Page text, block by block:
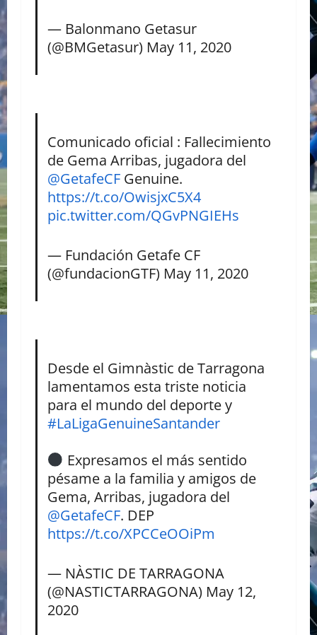
— Balonmano Getasur
(@BMGetasur) May 11, 2020
Comunicado oficial : Fallecimiento
de Gema Arribas, jugadora del
@GetafeCFGenuine.
https://t.co/OwisjxC5X4
pic.twitter.com/QGvPNGIEHs
— Fundación Getafe CF
(@fundacionGTF) May 11, 2020
Desde el Gimnàstic de Tarragona
lamentamos esta triste noticia
para el mundo del deporte y
#LaLigaGenuineSantander
Expresamos el más sentido
pésame a la familia y amigos de
Gema, Arribas, jugadora del
@GetafeCF. DEP
https://t.co/XPCCeOOiPm
— NÀSTIC DE TARRAGONA
(@NASTICTARRAGONA) May 12,
2020